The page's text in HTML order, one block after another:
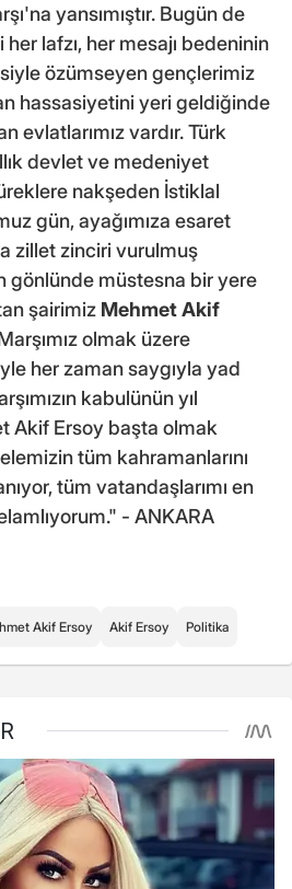
yansımıştır. Bugün de
lafzı, her mesajı bedeninin
özümseyen gençlerimiz
hassasiyetini yeri geldiğinde
evlatlarımız vardır. Türk
devlet ve medeniyet
nakşeden İstiklal
gün, ayağımıza esaret
zillet zinciri vurulmuş
gönlünde müstesna bir yere
şairimiz Mehmet Akif
olmak üzere
her zaman saygıyla yad
kabulünün yıl
Akif Ersoy başta olmak
tüm kahramanlarını
tüm vatandaşlarımı en
- ANKARA
Akif Ersoy Akif Ersoy Politika